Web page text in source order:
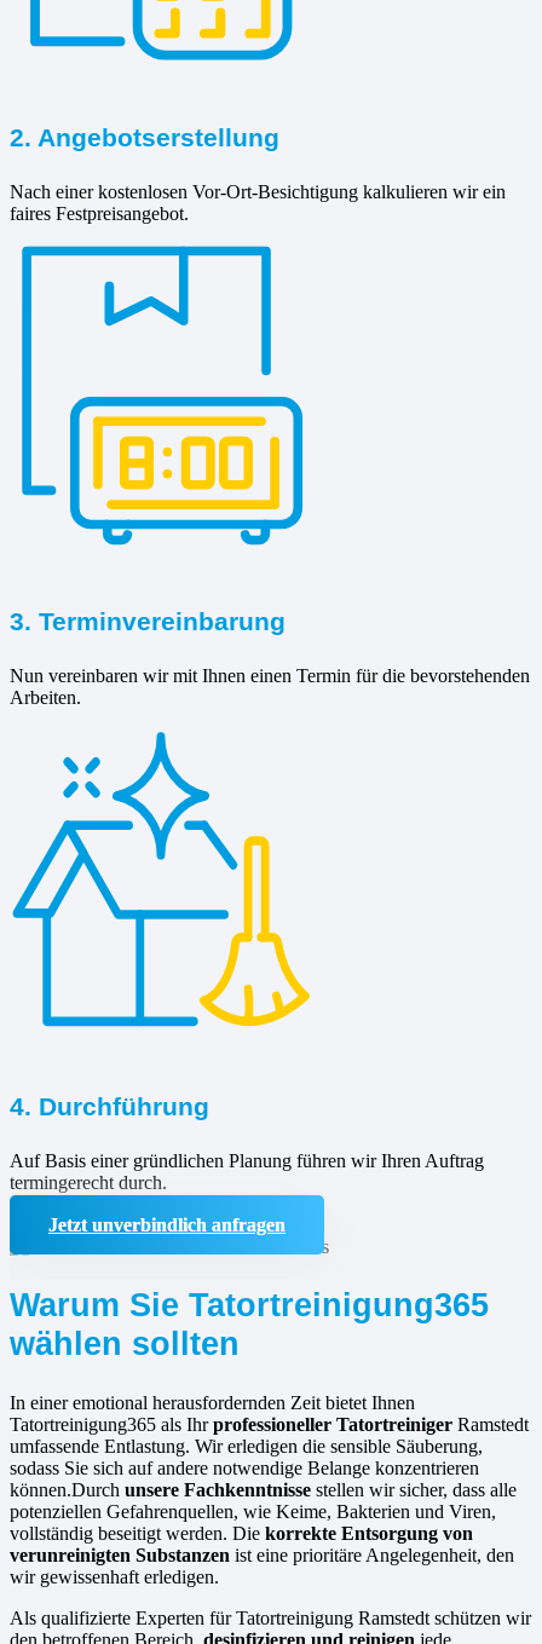
2. Angebotserstellung
Nach einer kostenlosen Vor-Ort-Besichtigung kalkulieren wir ein
faires Festpreisangebot.
3. Terminvereinbarung
Nun vereinbaren wir mit Ihnen einen Termin für die bevorstehenden
Arbeiten.
4. Durchführung
Auf Basis einer gründlichen Planung führen wir Ihren Auftrag
termingerecht durch.
Jetzt unverbindlich anfragen
Warum Sie Tatortreinigung365
wählen sollten
In einer emotional herausfordernden Zeit bietet Ihnen
Tatortreinigung365 als Ihrprofessioneller Tatortreiniger Ramstedt
umfassende Entlastung. Wir erledigen die sensible Säuberung,
sodass Sie sich auf andere notwendige Belange konzentrieren
können.Durch unsere Fachkenntnisse stellen wir sicher, dass alle
potenziellen Gefahrenquellen, wie Keime, Bakterien und Viren,
vollständig beseitigt werden. Die korrekte Entsorgung von
verunreinigten Substanzen ist eine prioritäre Angelegenheit, den
wir gewissenhaft erledigen.
Als qualifizierte Experten für Tatortreinigung Ramstedt schützen wir
den betroffenen Bereich, desinfizieren und reinigen jede